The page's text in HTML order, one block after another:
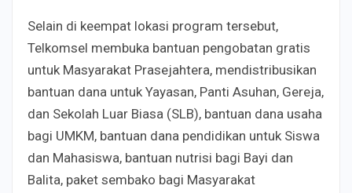
Selain di keempat lokasi program tersebut,
Telkomsel membuka bantuan pengobatan gratis
untuk Masyarakat Prasejahtera, mendistribusikan
bantuan dana untuk Yayasan, Panti Asuhan, Gereja,
dan Sekolah Luar Biasa (SLB), bantuan dana usaha
bagi UMKM, bantuan dana pendidikan untuk Siswa
dan Mahasiswa, bantuan nutrisi bagi Bayi dan
Balita, paket sembako bagi Masyarakat